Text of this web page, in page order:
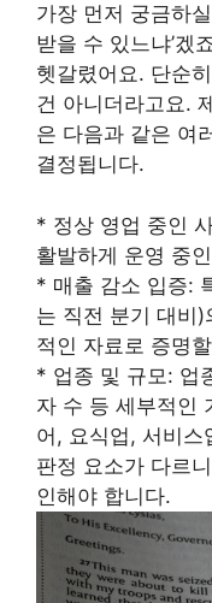
가장 먼저 궁금하
받을 수 있느냐’겠
헷갈렸어요. 단순
건 아니더라고요.
은 다음과 같은 여
결정됩니다.
* 정상 영업 중인
활발하게 운영 중
* 매출 감소 입증:
는 직전 분기 대비
적인 자료로 증명
* 업종 및 규모: 업
자 수 등 세부적인
어, 요식업, 서비스
판정 요소가 다르
인해야 합니다.